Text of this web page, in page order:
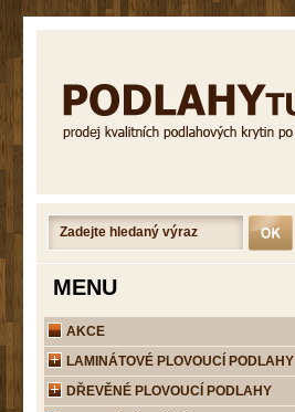
MENU
AKCE
LAMINÁTOVÉ PLOVOUCÍ PODLAHY
DŘEVĚNÉ PLOVOUCÍ PODLAHY